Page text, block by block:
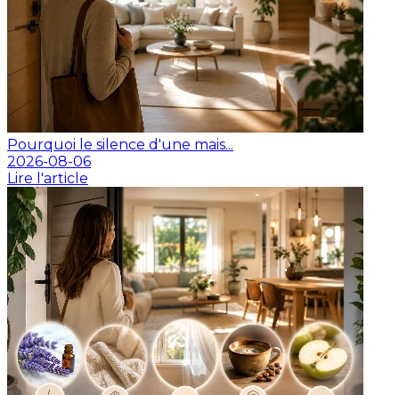
Pourquoi le silence d'une mais...
2026-08-06
Lire l'article